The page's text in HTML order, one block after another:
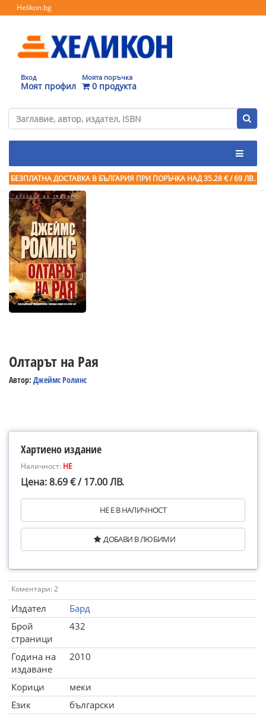
Helikon.bg
Вход
Моят профил
Моята поръчка
0 продукта
БЕЗПЛАТНА ДОСТАВКА В БЪЛГАРИЯ ПРИ ПОРЪЧКА НАД 35.28 € / 69 ЛВ.
Олтарът на Рая
Автор: Джеймс Ролинс
Хартиено издание
Наличност: НЕ
Цена: 8.69 € / 17.00 ЛВ.
НЕ Е В НАЛИЧНОСТ
ДОБАВИ В ЛЮБИМИ
Коментари: 2
Издател
Бард
Брой
страници
432
Година на
издаване
2010
Корици
меки
Език
български